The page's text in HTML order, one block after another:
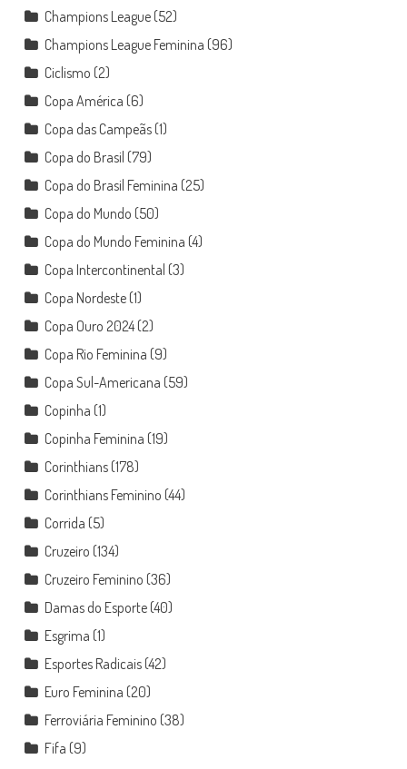
Champions League(52)
Champions League Feminina (96)
Ciclismo (2)
Copa América (6)
Copa das Campeãs(1)
Copa do Brasil (79)
Copa do Brasil Feminina (25)
Copa do Mundo (50)
Copa do Mundo Feminina (4)
Copa Intercontinental (3)
Copa Nordeste(1)
Copa Ouro 2024(2)
Copa Rio Feminina (9)
Copa Sul-Americana (59)
Copinha (1)
Copinha Feminina (19)
Corinthians(178)
Corinthians Feminino (44)
Corrida (5)
Cruzeiro (134)
Cruzeiro Feminino (36)
Damas do Esporte(40)
Esgrima (1)
Esportes Radicais(42)
Euro Feminina (20)
Ferroviária Feminino (38)
Fifa (9)